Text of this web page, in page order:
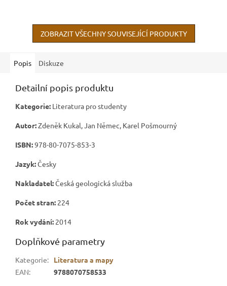
ZOBRAZIT VŠECHNY SOUVISEJÍCÍ PRODUKTY
Popis Diskuze
Detailní popis produktu
Kategorie: Literatura pro studenty
Autor:Zdeněk Kukal, Jan Němec, Karel Pošmourný
ISBN:978-80-7075-853-3
Jazyk:Česky
Nakladatel:Česká geologická služba
Počet stran: 224
Rok vydání: 2014
Doplňkové parametry
Kategorie:
Literatura a mapy
EAN: 9788070758533